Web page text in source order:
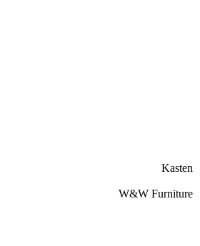
Kasten
W&W Furniture